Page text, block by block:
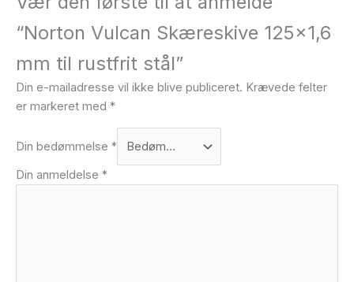
“Norton Vulcan Skæreskive 125×1,6
mm til rustfrit stål”
Din e-mailadresse vil ikke blive publiceret. Krævede felter
er markeret med *
Din bedømmelse *
Din anmeldelse *